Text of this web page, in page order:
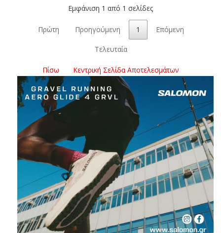
Εμφάνιση 1 από 1 σελίδες
Πρώτη Προηγούμενη 1 Επόμενη
Τελευταία
Πίσω Κεντρική Σελίδα Αποτελεσμάτων